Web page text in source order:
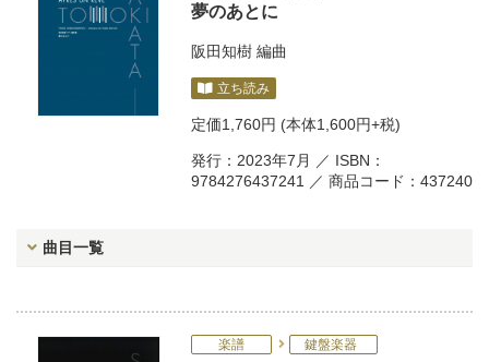
夢のあとに
阪田知樹 編曲
立ち読み
定価1,760円 (本体1,600円+税)
発行：2023年7月 ／ ISBN：
9784276437241 ／ 商品コード：437240
曲目一覧
楽譜
鍵盤楽器